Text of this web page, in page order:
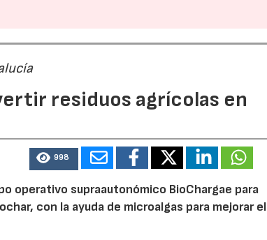
residuos agrícolas en
998
operativo supraautonómico BioChargae para
con la ayuda de microalgas para mejorar el